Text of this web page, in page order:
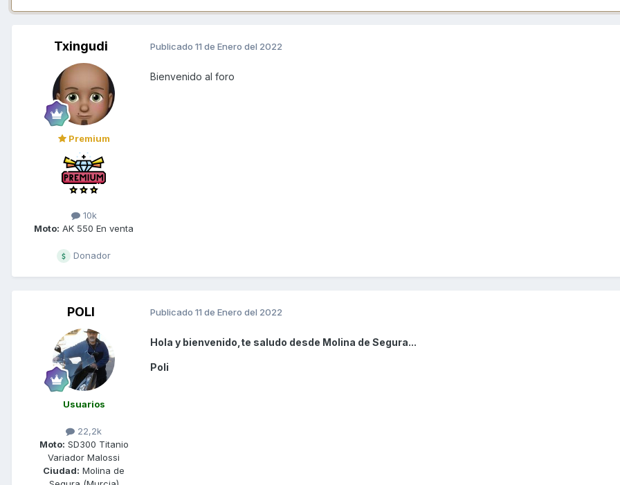
Txingudi
Premium
10k
Moto: AK 550 En venta
Donador
Publicado 11 de Enero del 2022
Bienvenido al foro
POLI
Usuarios
22,2k
Moto: SD300 Titanio
Variador Malossi
Ciudad: Molina de
Publicado 11 de Enero del 2022
Hola y bienvenido,te saludo desde Molina de Segura...
Poli